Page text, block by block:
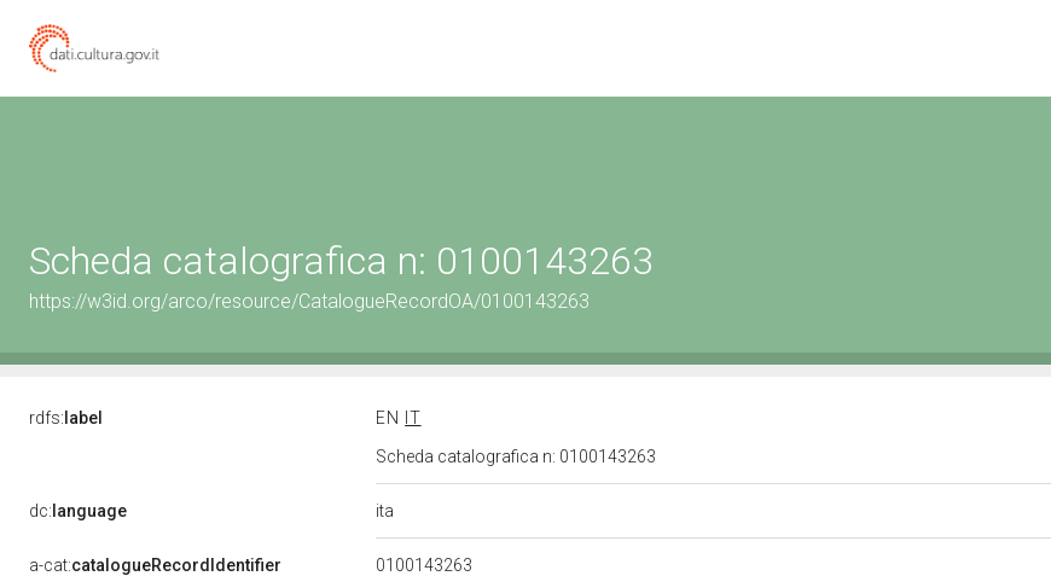
Scheda catalografica n: 0100143263
https://w3id.org/arco/resource/CatalogueRecordOA/0100143263
rdfs: label EN
IT
Scheda catalografica n: 0100143263
dc: language ita
a-cat:catalogueRecordIdentifier 0100143263